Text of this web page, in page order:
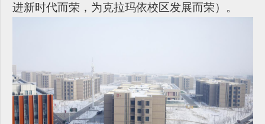
进新时代而荣，为克拉玛依校区发展而荣）。